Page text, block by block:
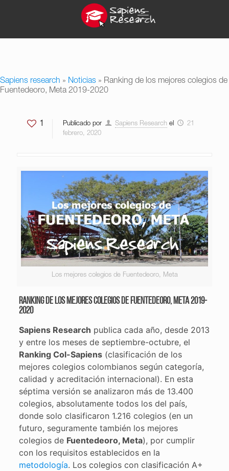
Sapiens research » Noticias » Ranking de los mejores colegios de
Fuentedeoro, Meta 2019-2020
1 Publicado por Sapiens Research el
21
febrero, 2020
Los mejores colegios de Fuentedeoro, Meta
Ranking de los mejores colegios de Fuentedeoro, Meta 2019-
2020
Sapiens Research publica cada año, desde 2013
y entre los meses de septiembre-octubre, el
Ranking Col-Sapiens(clasificación de los
mejores colegios colombianos según categoría,
calidad y acreditación internacional). En esta
séptima versión se analizaron más de 13.400
colegios, absolutamente todos los del país,
donde solo clasificaron 1.216 colegios (en un
futuro, seguramente también los mejores
colegios de Fuentedeoro, Meta), por cumplir
con los requisitos establecidos en la
metodología. Los colegios con clasificación A+